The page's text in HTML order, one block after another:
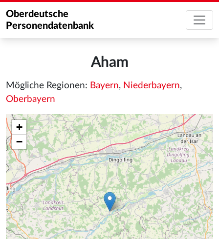
Oberdeutsche
Personendatenbank
Aham
Mögliche Regionen: Bayern, Niederbayern,
Oberbayern
+
−